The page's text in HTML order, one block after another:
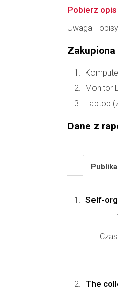
Pobierz
Uwaga -
Monitor
Laptop
Dane z
Self-
The